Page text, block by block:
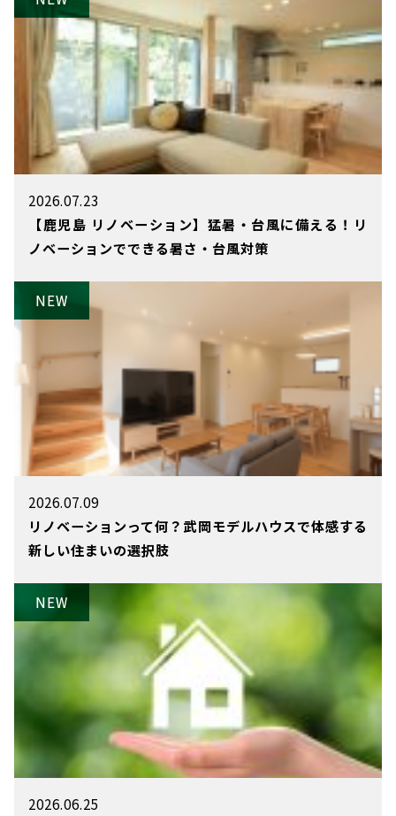
2026.07.23
【鹿児島 リノベーション】猛暑・台風に備える！リ
ノベーションでできる暑さ・台風対策
2026.07.09
リノベーションって何？武岡モデルハウスで体感する
新しい住まいの選択肢
2026.06.25